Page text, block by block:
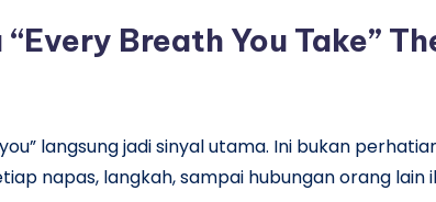
Breath You Take”
langsung jadi sinyal utama. Ini bukan
napas, langkah, sampai hubungan orang lain